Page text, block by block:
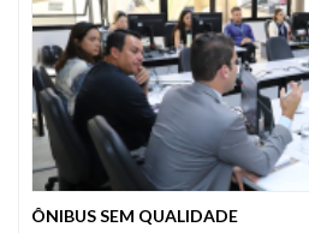
ÔNIBUS SEM QUALIDADE